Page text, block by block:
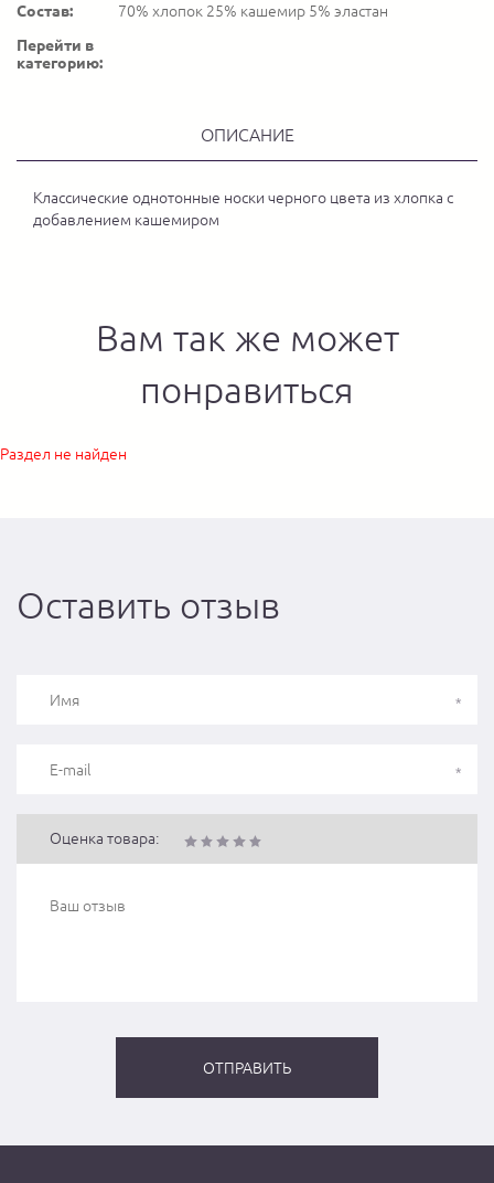
Состав:
70% хлопок 25% кашемир 5% эластан
Перейти в
категорию:
ОПИСАНИЕ
Классические однотонные носки черного цвета из хлопка с
добавлением кашемиром
Вам так же может
понравиться
Раздел не найден
Оставить отзыв
Оценка товара: